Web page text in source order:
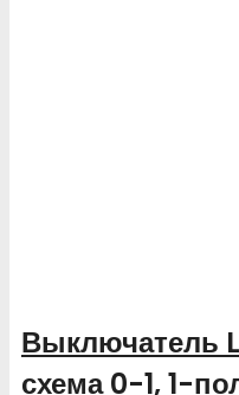
Выключатель
схема 0-1, 1-